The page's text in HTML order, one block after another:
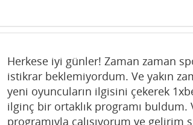
Herkese iyi günler! Zaman zaman
istikrar beklemiyordum. Ve yakın
yeni oyuncuların ilgisini çekerek
ilginç bir ortaklık programı buldum.
programıyla çalışıyorum ve gelirim